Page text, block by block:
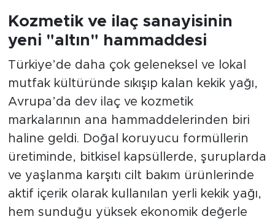
Kozmetik ve ilaç sanayisinin
yeni "altın" hammaddesi
Türkiye’de daha çok geleneksel ve lokal
mutfak kültüründe sıkışıp kalan kekik yağı,
Avrupa’da dev ilaç ve kozmetik
markalarının ana hammaddelerinden biri
haline geldi. Doğal koruyucu formüllerin
üretiminde, bitkisel kapsüllerde, şuruplarda
ve yaşlanma karşıtı cilt bakım ürünlerinde
aktif içerik olarak kullanılan yerli kekik yağı,
hem sunduğu yüksek ekonomik değerle